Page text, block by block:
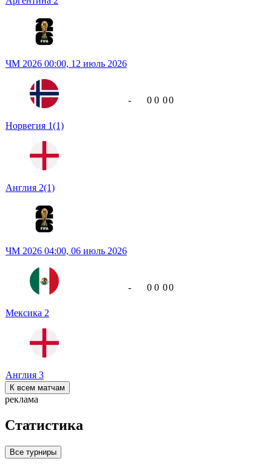
ЧМ 2026 00:00, 12 июль 2026
Норвегия 1(1)
Англия 2(1)
- 0 0 00
ЧМ 2026 04:00, 06 июль 2026
Мексика 2
Англия 3
- 0 0 00
К всем матчам
реклама
Статистика
Все турниры